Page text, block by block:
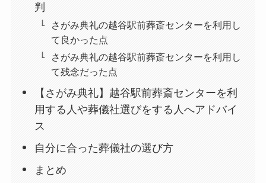
判
さがみ典礼の越谷駅前葬斎センターを利用し
て良かった点
さがみ典礼の越谷駅前葬斎センターを利用し
て残念だった点
【さがみ典礼】越谷駅前葬斎センターを利
用する人や葬儀社選びをする人へアドバイ
ス
自分に合った葬儀社の選び方
まとめ